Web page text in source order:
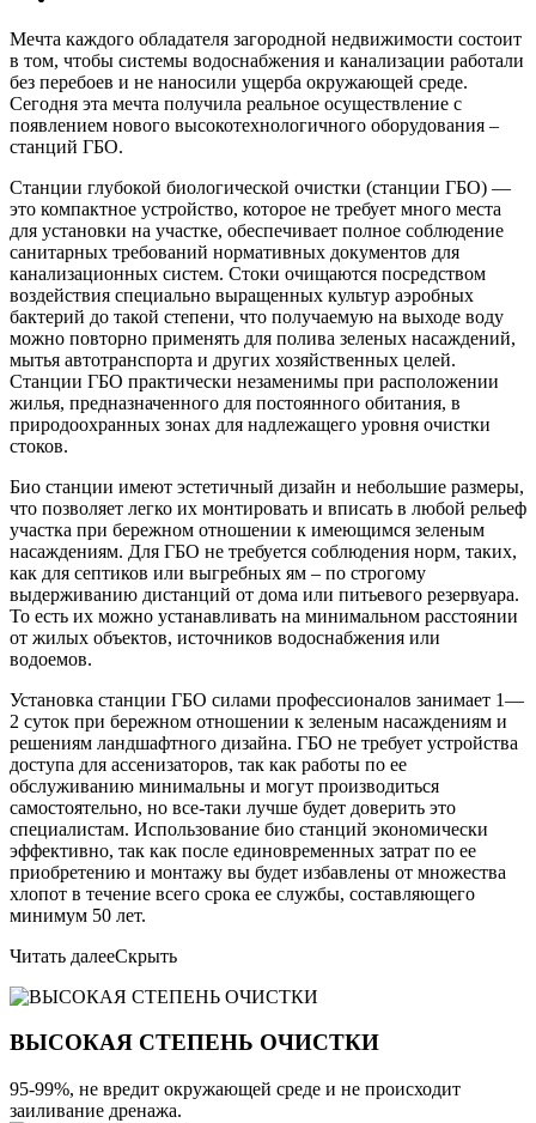
Мечта каждого обладателя загородной недвижимости состоит
в том, чтобы системы водоснабжения и канализации работали
без перебоев и не наносили ущерба окружающей среде.
Сегодня эта мечта получила реальное осуществление с
появлением нового высокотехнологичного оборудования –
станций ГБО.
Станции глубокой биологической очистки (станции ГБО) —
это компактное устройство, которое не требует много места
для установки на участке, обеспечивает полное соблюдение
санитарных требований нормативных документов для
канализационных систем. Стоки очищаются посредством
воздействия специально выращенных культур аэробных
бактерий до такой степени, что получаемую на выходе воду
можно повторно применять для полива зеленых насаждений,
мытья автотранспорта и других хозяйственных целей.
Станции ГБО практически незаменимы при расположении
жилья, предназначенного для постоянного обитания, в
природоохранных зонах для надлежащего уровня очистки
стоков.
Био станции имеют эстетичный дизайн и небольшие размеры,
что позволяет легко их монтировать и вписать в любой рельеф
участка при бережном отношении к имеющимся зеленым
насаждениям. Для ГБО не требуется соблюдения норм, таких,
как для септиков или выгребных ям – по строгому
выдерживанию дистанций от дома или питьевого резервуара.
То есть их можно устанавливать на минимальном расстоянии
от жилых объектов, источников водоснабжения или
водоемов.
Установка станции ГБО силами профессионалов занимает 1—
2 суток при бережном отношении к зеленым насаждениям и
решениям ландшафтного дизайна. ГБО не требует устройства
доступа для ассенизаторов, так как работы по ее
обслуживанию минимальны и могут производиться
самостоятельно, но все-таки лучше будет доверить это
специалистам. Использование био станций экономически
эффективно, так как после единовременных затрат по ее
приобретению и монтажу вы будет избавлены от множества
хлопот в течение всего срока ее службы, составляющего
минимум 50 лет.
Читать далееСкрыть
ВЫСОКАЯ СТЕПЕНЬ ОЧИСТКИ
95-99%, не вредит окружающей среде и не происходит
заиливание дренажа.